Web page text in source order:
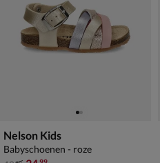
Nelson Kids
Babyschoenen - roze